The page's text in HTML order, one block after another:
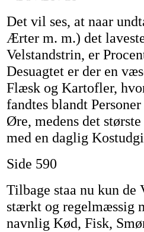
Det vil ses, at naar
Ærter m. m.) det
Velstandstrin, er
Desuagtet er der en
Flæsk og Kartofler,
fandtes blandt
Øre, medens det
med en daglig
Side 590
Tilbage staa nu kun de
stærkt og regelmæssig
navnlig Kød, Fisk,